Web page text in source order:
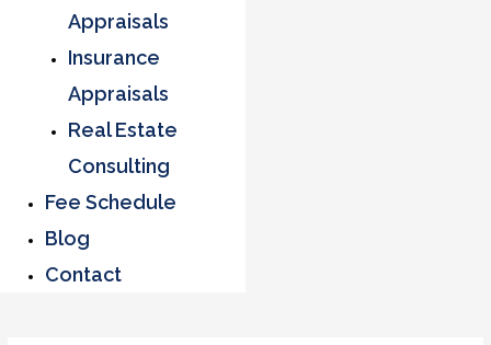
Appraisals
Insurance
Appraisals
Real Estate
Consulting
Fee Schedule
Blog
Contact